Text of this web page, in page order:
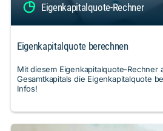
Eigenkapitalquote-Rechner
Eigenkapitalquote berechnen
Mit diesem Eigenkapitalquote-Rechner
Gesamtkapitals die Eigenkapitalquote
Infos!